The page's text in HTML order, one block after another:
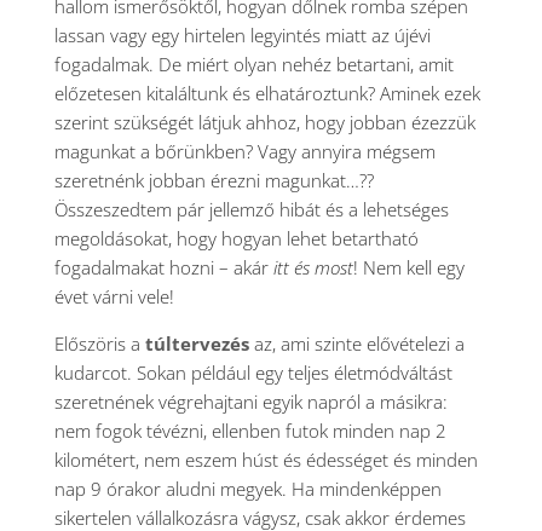
hallom ismerősöktől, hogyan dőlnek romba szépen
lassan vagy egy hirtelen legyintés miatt az újévi
fogadalmak. De miért olyan nehéz betartani, amit
előzetesen kitaláltunk és elhatároztunk? Aminek ezek
szerint szükségét látjuk ahhoz, hogy jobban ézezzük
magunkat a bőrünkben? Vagy annyira mégsem
szeretnénk jobban érezni magunkat…??
Összeszedtem pár jellemző hibát és a lehetséges
megoldásokat, hogy hogyan lehet betartható
fogadalmakat hozni – akáritt és most! Nem kell egy
évet várni vele!
Előszöris a túltervezésaz, ami szinte elővételezi a
kudarcot. Sokan például egy teljes életmódváltást
szeretnének végrehajtani egyik napról a másikra:
nem fogok tévézni, ellenben futok minden nap 2
kilométert, nem eszem húst és édességet és minden
nap 9 órakor aludni megyek. Ha mindenképpen
sikertelen vállalkozásra vágysz, csak akkor érdemes